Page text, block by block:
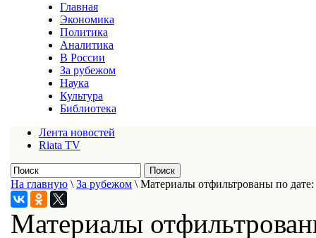
Главная
Экономика
Политика
Аналитика
В России
За рубежом
Наука
Культура
Библиотека
Лента новостей
Riata TV
На главную \ За рубежом \ Материалы отфильтрованы по
Материалы